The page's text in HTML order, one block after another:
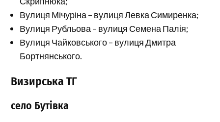
Вулиця Мічуріна – вулиця Левка Симиренка;
Вулиця Рубльова – вулиця Семена Палія;
Вулиця Чайковського – вулиця Дмитра
Бортнянського.
Визирська ТГ
село Бутівка